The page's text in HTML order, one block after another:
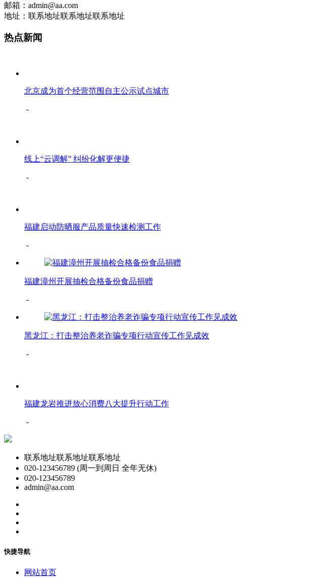
邮箱：admin@aa.com
地址：联系地址联系地址联系地址
热点新闻
北京成为首个经营范围自主公示试点城市
-
线上“云调解” 纠纷化解更便捷
-
福建启动防晒服产品质量快速检测工作
-
福建漳州开展抽检合格备份食品捐赠
-
黑龙江：打击整治养老诈骗专项行动宣传工作见成效
-
福建龙岩推进放心消费八大提升行动工作
-
联系地址联系地址联系地址
020-123456789 (周一到周日 全年无休)
020-123456789
admin@aa.com
快捷导航
网站首页